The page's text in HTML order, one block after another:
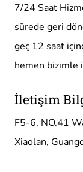
7/24 Saat
sürede geri
geç 12 saat
hemen bizimle
İletişim
F5-6, NO.41
Xiaolan,